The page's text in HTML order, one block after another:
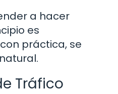
a hacer
es
práctica, se
Tráfico